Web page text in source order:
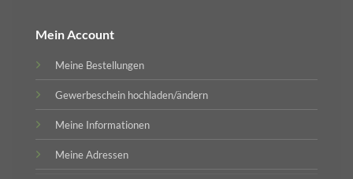
Mein Account
Meine Bestellungen
Gewerbeschein hochladen/ändern
Meine Informationen
Meine Adressen